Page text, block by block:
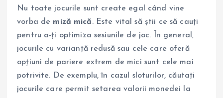
Nu toate jocurile sunt create egal când vine
vorba de miză mică. Este vital să știi ce să cauți
pentru a-ți optimiza sesiunile de joc. În general,
jocurile cu varianță redusă sau cele care oferă
opțiuni de pariere extrem de mici sunt cele mai
potrivite. De exemplu, în cazul sloturilor, căutați
jocurile care permit setarea valorii monedei la